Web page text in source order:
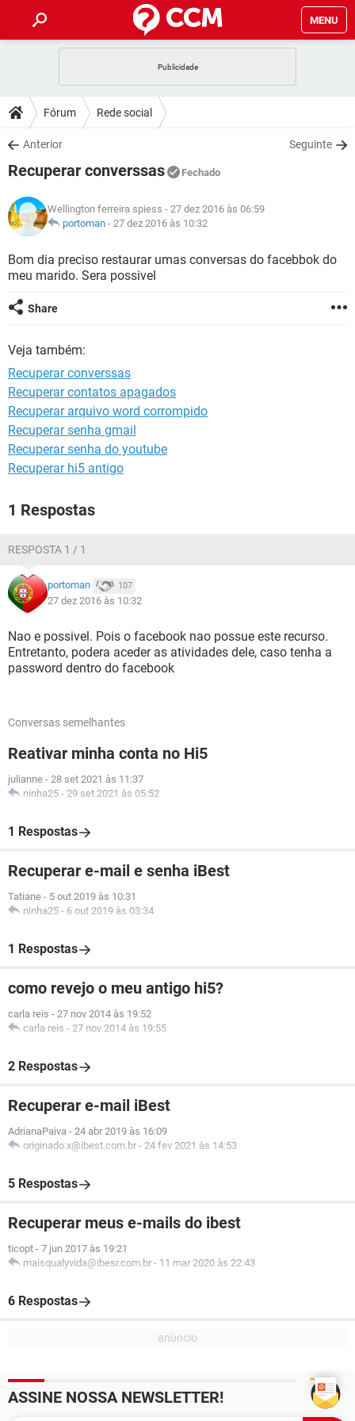
MENU
CELULAR
OUTLOOK
INSTAGRAM GMAIL
GUIA DE COMPRAS
DICAS
JOGOS
INSTAGRAM GMAIL
GUIA DE COMPRAS
DOWNLOADS
JOGOS WHATSAPP
CELULAR
OUTLOOK EXCEL
INSTAGRAM
GUIA DE COMPRAS
FÓRUM
JOGOS WHATSAPP
CELULAR
OUTLOOK EXCEL
GLOSSÁRIO
JOGOS
CELULAR
OUTLOOK
GUIA DE COMPRAS
Fórum Rede social
Anterior Seguinte
Recuperar converssas Fechado
Wellington ferreira spiess - 27 dez 2016 às 06:59
portoman - 27 dez 2016 às 10:32
Bom dia preciso restaurar umas conversas do facebbok do
meu marido. Sera possivel
Share
Veja também:
Recuperar converssas
Recuperar contatos apagados
Recuperar arquivo word corrompido
Recuperar senha gmail
Recuperar senha do youtube
Recuperar hi5 antigo
1 Respostas
RESPOSTA 1 / 1
portoman 107
27 dez 2016 às 10:32
Nao e possivel. Pois o facebook nao possue este recurso.
Entretanto, podera aceder as atividades dele, caso tenha a
password dentro do facebook
Conversas semelhantes
Reativar minha conta no Hi5
julianne - 28 set 2021 às 11:37
ninha25 - 29 set 2021 às 05:52
1 Respostas
Recuperar e-mail e senha iBest
Tatiane - 5 out 2019 às 10:31
ninha25 - 6 out 2019 às 03:34
1 Respostas
como revejo o meu antigo hi5?
carla reis - 27 nov 2014 às 19:52
carla reis - 27 nov 2014 às 19:55
2 Respostas
Recuperar e-mail iBest
AdrianaPaiva - 24 abr 2019 às 16:09
originado.x@ibest.com.br - 24 fev 2021 às 14:53
5 Respostas
Recuperar meus e-mails do ibest
ticopt - 7 jun 2017 às 19:21
maisqualyvida@ibesr.com.br - 11 mar 2020 às 22:43
6 Respostas
ASSINE NOSSA NEWSLETTER!